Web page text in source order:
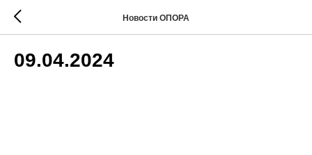
Новости ОПОРА
09.04.2024